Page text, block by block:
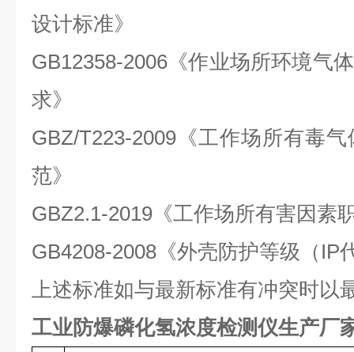
设计标准》
GB12358-2006《作业场所环境气
求》
GBZ/T223-2009《工作场所有毒
范》
GBZ2.1-2019《工作场所有害因素
GB4208-2008《外壳防护等级（IP
上述标准如与最新标准有冲突时以
工业防爆磷化氢浓度检测仪生产厂